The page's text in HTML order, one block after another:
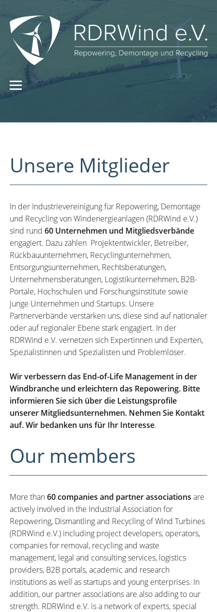
Unsere Mitglieder
In der Industrievereinigung für Repowering, Demontage
und Recycling von Windenergieanlagen (RDRWind e.V.)
sind rund 60 Unternehmen und Mitgliedsverbände
engagiert. Dazu zählen Projektentwickler, Betreiber,
Rückbauunternehmen, Recyclingunternehmen,
Entsorgungsunternehmen, Rechtsberatungen,
Unternehmensberatungen, Logistikunternehmen, B2B-
Portale, Hochschulen und Forschungsinstitute sowie
junge Unternehmen und Startups. Unsere
Partnerverbände verstärken uns, diese sind auf nationaler
oder auf regionaler Ebene stark engagiert. In der
RDRWind e.V. vernetzen sich Expertinnen und Experten,
Spezialistinnen und Spezialisten und Problemlöser.
Wir verbessern das End-of-Life Management in der
Windbranche und erleichtern das Repowering. Bitte
informieren Sie sich über die Leistungsprofile
unserer Mitgliedsunternehmen. Nehmen Sie Kontakt
auf. Wir bedanken uns für Ihr Interesse.
Our members
More than60 companies and partner associations are
actively involved in the Industrial Association for
Repowering, Dismantling and Recycling of Wind Turbines
(RDRWind e.V.) including project developers, operators,
companies for removal, recycling and waste
management, legal and consulting services, logistics
providers, B2B portals, academic and research
institutions as well as startups and young enterprises. In
addition, our partner associations are also adding to our
strength. RDRWind e.V. is a network of experts, special